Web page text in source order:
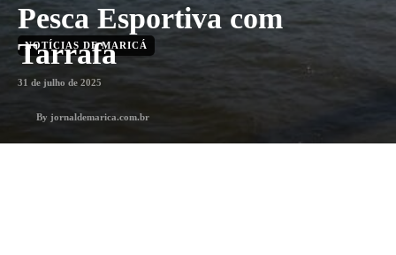
Pesca Esportiva com
Tarrafa
NOTÍCIAS DE MARICÁ
31 de julho de 2025
By jornaldemarica.com.br